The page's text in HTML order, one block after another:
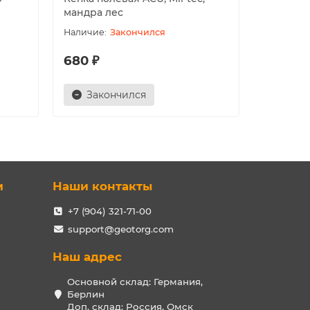
мандра лес
Закончился
680 ₽
Закончился
Наши контакты
+7 (904) 321-71-00
support@geotorg.com
Наш адрес
Основной склад: Германия,
Берлин
Доп. склад: Россия, Омск